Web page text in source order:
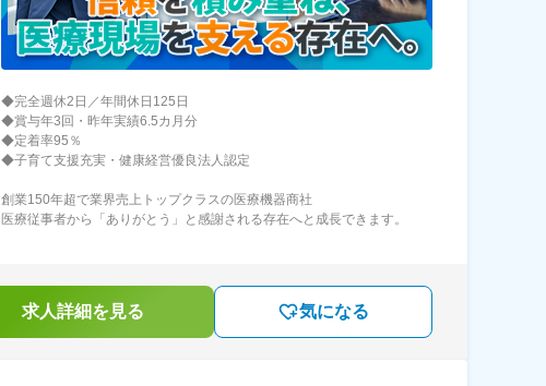
◆完全週休2日／年間休日125日
◆賞与年3回・昨年実績6.5カ月分
◆定着率95％
◆子育て支援充実・健康経営優良法人認定
創業150年超で業界売上トップクラスの医療機器商社
医療従事者から「ありがとう」と感謝される存在へと成長できます。
求人詳細を見る 気になる